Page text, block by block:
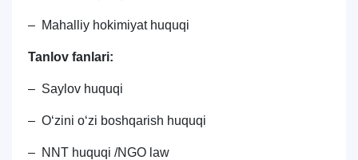
– Mahalliy hokimiyat huquqi
Tanlov fanlari:
– Saylov huquqi
– Oʻzini oʻzi boshqarish huquqi
– NNT huquqi /NGO law